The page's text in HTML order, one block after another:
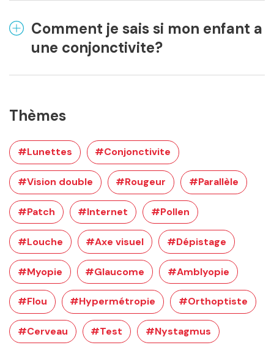
Comment je sais si mon enfant a
une conjonctivite?
Thèmes
#Lunettes #Conjonctivite
#Vision double #Rougeur #Parallèle
#Patch #Internet #Pollen
#Louche #Axe visuel #Dépistage
#Myopie #Glaucome #Amblyopie
#Flou #Hypermétropie #Orthoptiste
#Cerveau #Test #Nystagmus